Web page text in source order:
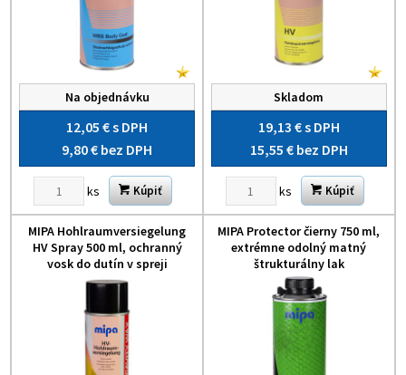
Na objednávku
12,05 €s DPH
9,80 € bez DPH
ks Kúpiť
Skladom
19,13 €s DPH
15,55 € bez DPH
ks Kúpiť
MIPA Hohlraumversiegelung
HV Spray 500 ml, ochranný
vosk do dutín v spreji
MIPA Protector čierny 750 ml,
extrémne odolný matný
štrukturálny lak